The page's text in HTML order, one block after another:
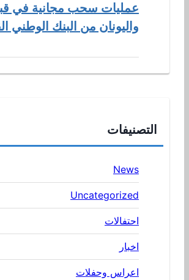
عمليات سحب مجانية في
واليونان من البنك الوطني
التصنيفات
News
Uncategorized
احتفالات
اخبار
اعراس وحفلات